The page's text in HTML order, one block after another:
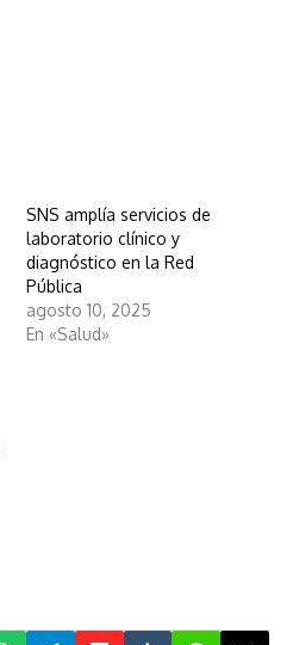
SNS amplía servicios de
laboratorio clínico y
diagnóstico en la Red
Pública
agosto 10, 2025
En «Salud»